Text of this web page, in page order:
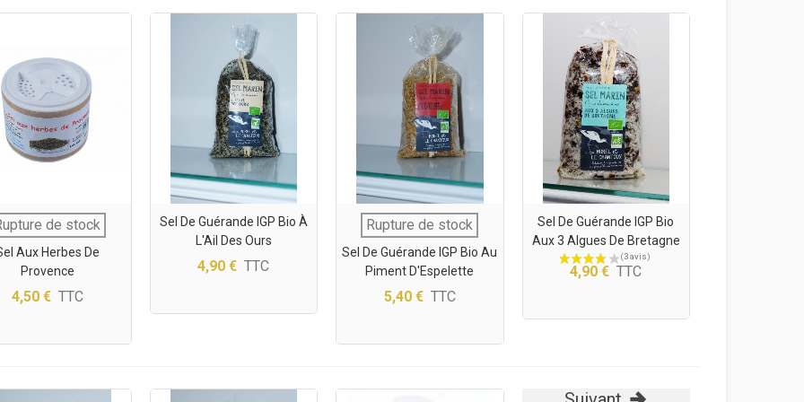
de stock
Aux Herbes De
Provence
4,50 € TTC
Sel De Guérande IGP Bio À
L'Ail Des Ours
4,90 € TTC
Rupture de stock
Sel De Guérande IGP Bio Au
Piment D'Espelette
5,40 € TTC
Sel De Guérande IGP Bio
Aux 3 Algues De Bretagne
4,90 € TTC